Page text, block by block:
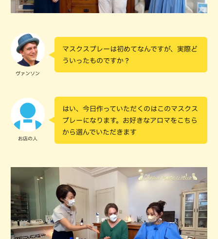
ヴァンソン
マスクスプレーは初めてなんですが、実際ど
ういったものですか？
お店の人
はい、今日作っていただくのはこのマスクス
プレーになります。お好きなアロマをこちら
から選んでいただきます